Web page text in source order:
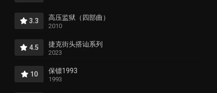
3.3 高压监狱（四部曲）
2010
4.5 捷克街头搭讪系列
2023
10 保镖1993
1993